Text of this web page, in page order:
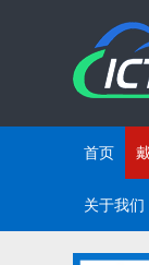
首页
关于我们